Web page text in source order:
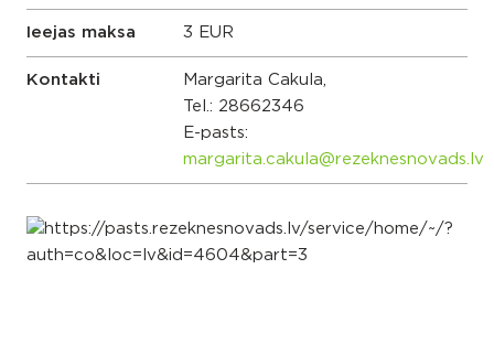
Ieejas maksa 3 EUR
Kontakti
Margarita Cakula,
Tel.: 28662346
E-pasts:
margarita.cakula@rezeknesnovads.lv